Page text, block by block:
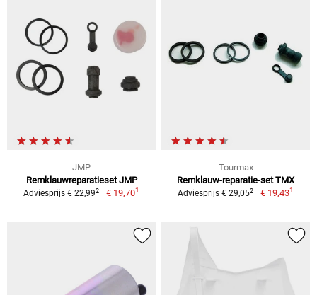
JMP
Remklauwreparatieset JMP
Adviesprijs € 22,992 € 19,701
Tourmax
Remklauw-reparatie-set TMX
Adviesprijs € 29,052 € 19,431